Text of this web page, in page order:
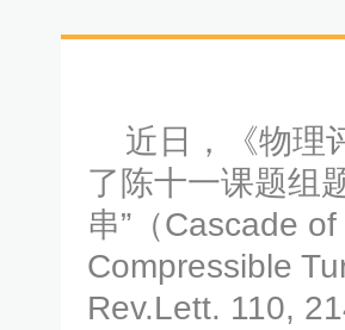
近日，《物理
了陈十一课题组
串”（Cascade
Compressible
Rev.Lett. 110,